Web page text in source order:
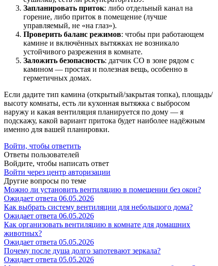
Запланировать приток: либо отдельный канал на
горение, либо приток в помещение (лучше
управляемый, не «на глаз»).
Проверить баланс режимов: чтобы при работающем
камине и включённых вытяжках не возникало
устойчивого разрежения в комнате.
Заложить безопасность: датчик CO в зоне рядом с
камином — простая и полезная вещь, особенно в
герметичных домах.
Если дадите тип камина (открытый/закрытая топка), площадь/
высоту комнаты, есть ли кухонная вытяжка с выбросом
наружу и какая вентиляция планируется по дому — я
подскажу, какой вариант притока будет наиболее надёжным
именно для вашей планировки.
Войти, чтобы ответить
Ответы пользователей
Войдите, чтобы написать ответ
Войти через центр авторизации
Другие вопросы по теме
Можно ли установить вентиляцию в помещении без окон?
Ожидает ответа 06.05.2026
Как выбрать систему вентиляции для небольшого дома?
Ожидает ответа 06.05.2026
Как организовать вентиляцию в комнате для домашних
животных?
Ожидает ответа 05.05.2026
Почему после душа долго запотевают зеркала?
Ожидает ответа 05.05.2026